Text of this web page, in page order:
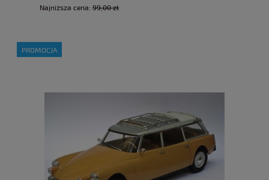
Najniższa cena: 99,00 zł
PROMOCJA